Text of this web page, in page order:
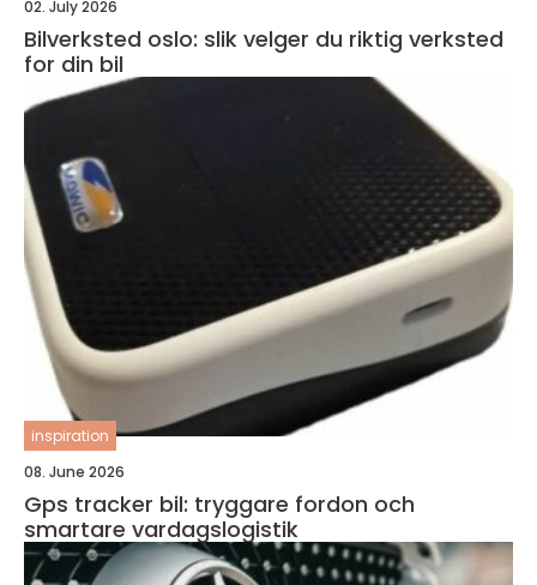
02. July 2026
Bilverksted oslo: slik velger du riktig verksted
for din bil
inspiration
08. June 2026
Gps tracker bil: tryggare fordon och
smartare vardagslogistik